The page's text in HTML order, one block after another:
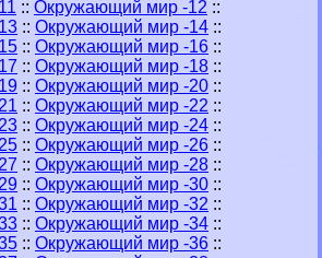
:: Окружающий мир -12 ::
:: Окружающий мир -14 ::
:: Окружающий мир -16 ::
:: Окружающий мир -18 ::
:: Окружающий мир -20 ::
:: Окружающий мир -22 ::
:: Окружающий мир -24 ::
:: Окружающий мир -26 ::
:: Окружающий мир -28 ::
:: Окружающий мир -30 ::
:: Окружающий мир -32 ::
:: Окружающий мир -34 ::
:: Окружающий мир -36 ::